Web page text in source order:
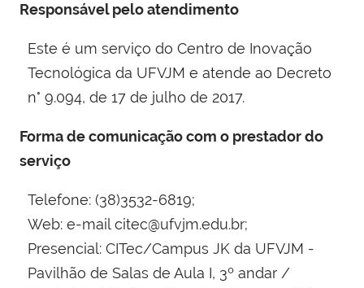
Responsável pelo atendimento
Este é um serviço do Centro de Inovação
Tecnológica da UFVJM e atende ao Decreto
n° 9.094, de 17 de julho de 2017.
Forma de comunicação com o prestador do
serviço
Telefone: (38)3532-6819;
Web: e-mail citec@ufvjm.edu.br;
Presencial: CITec/Campus JK da UFVJM -
Pavilhão de Salas de Aula I, 3º andar /